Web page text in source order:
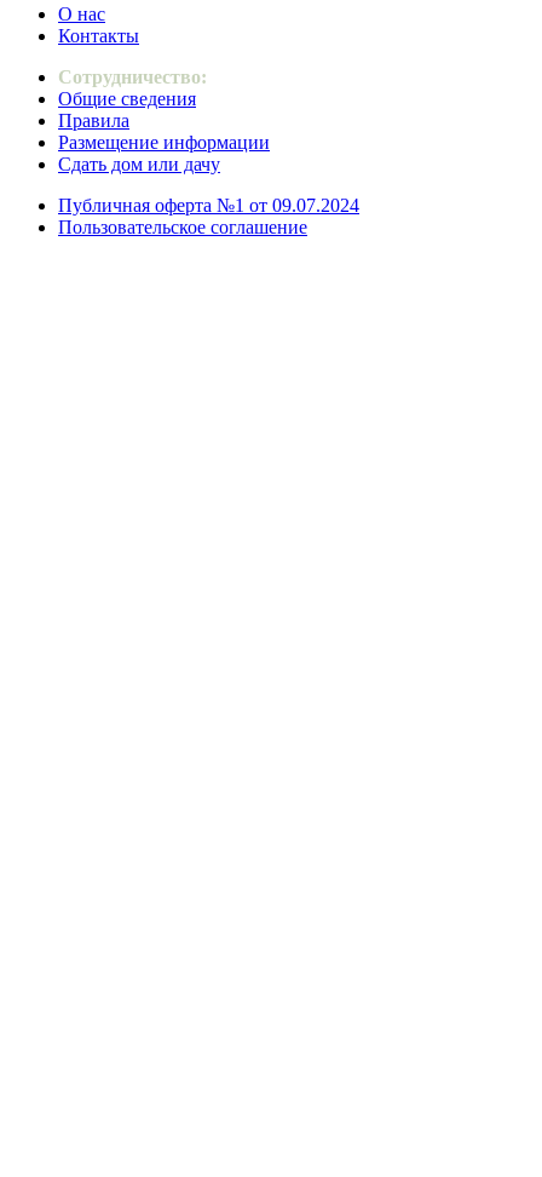
О нас
Контакты
Сотрудничество:
Общие сведения
Правила
Размещение информации
Сдать дом или дачу
Публичная оферта №1 от 09.07.2024
Пользовательское соглашение